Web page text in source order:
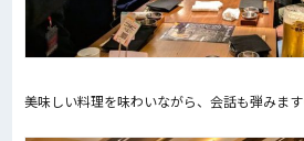
美味しい料理を味わいながら、会話も弾みます